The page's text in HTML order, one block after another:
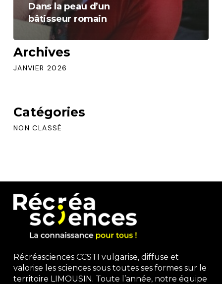
Dans la peau d’un
bâtisseur romain
Archives
JANVIER 2026
Catégories
NON CLASSÉ
Récréasciences CCSTI vulgarise, diffuse et
valorise les sciences sous toutes ses formes sur le
territoire LIMOUSIN. Toute l’année, notre équipe